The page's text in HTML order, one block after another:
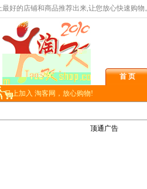
好的店铺和商品推荐出来,让您放心快速购物
首 页
马上加入 淘客网，放心购物!
顶通广告